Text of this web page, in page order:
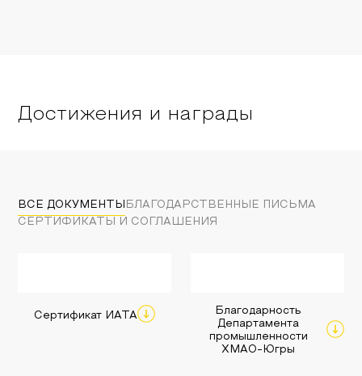
Достижения и награды
ВСЕ ДОКУМЕНТЫ БЛАГОДАРСТВЕННЫЕ ПИСЬМА
СЕРТИФИКАТЫ И СОГЛАШЕНИЯ
Сертификат ИАТА
Благодарность
Департамента
промышленности
ХМАО-Югры